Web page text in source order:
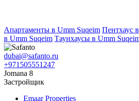
Апартаменты в Umm Suqeim Пентхаус
в Umm Suqeim Таунхаусы в Umm
dubai@safanto.ru
+971505551247
Jomana 8
Застройщик
Emaar Properties